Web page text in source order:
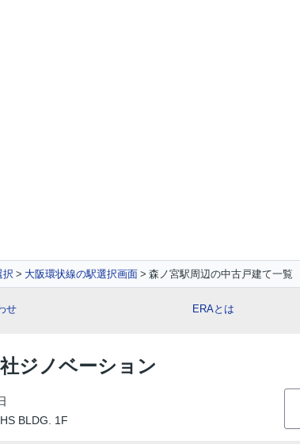
択 大阪環状線の駅選択画面 森ノ宮駅周辺の中古戸建て一覧
せ ERAとは
ジノベーション
BLDG. 1F